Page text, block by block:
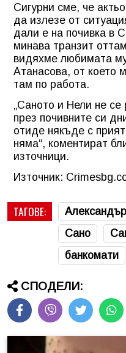
Сигурни сме, че
да излезе от
дали е на почивка в
минава транзит
видяхме любимата
Атанасова, от което
там по работа.
„Саното и Нели не
през почивните си
отиде някъде с
няма“, коментират
източници.
Източник:
ТАГОВЕ:
Сано
банкомати
СПОДЕЛИ: